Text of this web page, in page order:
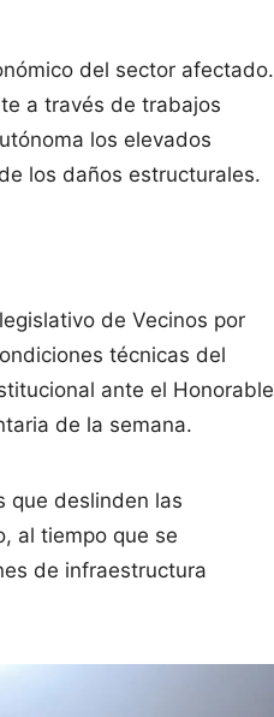
del sector afectado.
a través de trabajos
los elevados
los daños estructurales.
de Vecinos por
técnicas del
ante el Honorable
de la semana.
que deslinden las
al tiempo que se
de infraestructura